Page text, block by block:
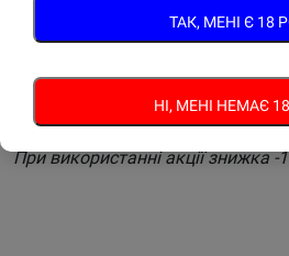
Здійснюй замовлення на сайті
БЕЗКОШТОВНУ ДОСТАВКУ у
При використанні акції знижка -
ТАК, МЕНІ Є 18
НІ, МЕНІ НЕМАЄ